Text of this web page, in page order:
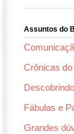
Assuntos do
Crônicas
Fábulas e
Grandes